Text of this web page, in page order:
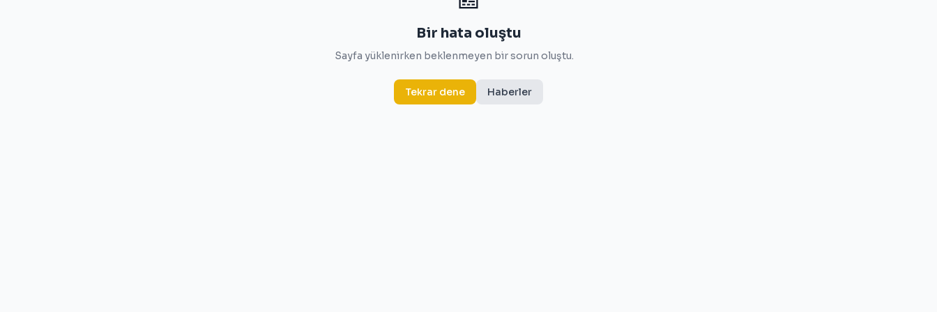
Bir hata oluştu
Sayfa yüklenirken beklenmeyen bir sorun oluştu.
Tekrar dene Haberler